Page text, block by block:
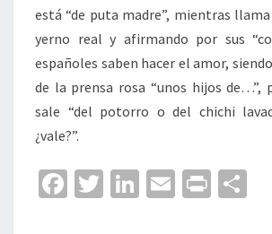
está “de puta madre”, mientras
yerno real y afirmando por sus
españoles saben hacer el amor,
de la prensa rosa “unos hijos de…”,
sale “del potorro o del chichi
¿vale?”.
Fa T
Li
E
Pr